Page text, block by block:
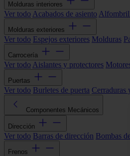
Molduras interiores
Ver todo Acabados de asiento
Molduras exteriores
Ver todo Espejos exteriores Molduras
Carrocería
Ver todo Aislantes y protectores
Puertas
Ver todo Burletes de puerta Cerraduras
Componentes Mecánicos
Dirección
Ver todo Barras de dirección Bombas
Frenos